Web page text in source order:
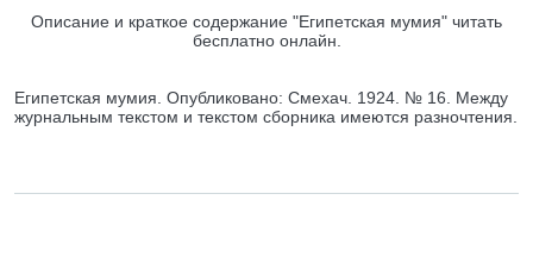
Описание и краткое содержание "Египетская мумия" читать
бесплатно онлайн.
Египетская мумия. Опубликовано: Смехач. 1924. № 16. Между
журнальным текстом и текстом сборника имеются разночтения.